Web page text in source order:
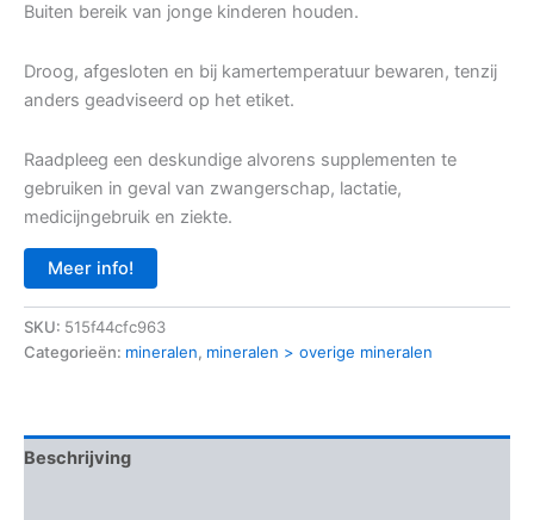
Buiten bereik van jonge kinderen houden.
Droog, afgesloten en bij kamertemperatuur bewaren, tenzij
anders geadviseerd op het etiket.
Raadpleeg een deskundige alvorens supplementen te
gebruiken in geval van zwangerschap, lactatie,
medicijngebruik en ziekte.
Meer info!
SKU: 515f44cfc963
Categorieën: mineralen, mineralen > overige mineralen
Beschrijving